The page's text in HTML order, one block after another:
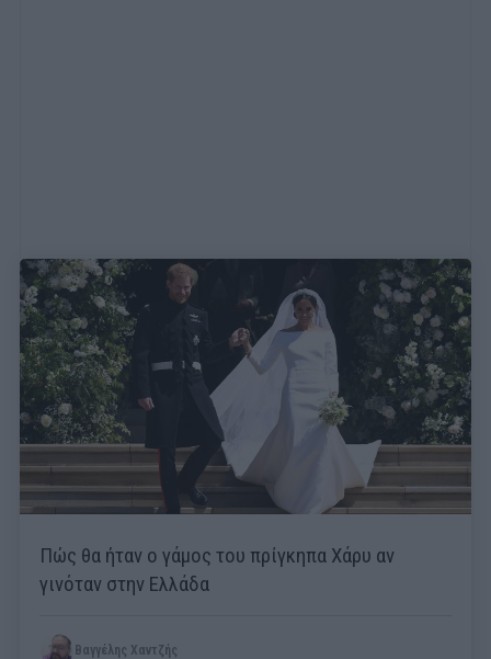
Πώς θα ήταν ο γάμος του πρίγκηπα Χάρυ αν
γινόταν στην Ελλάδα
Βαγγέλης Χαντζής